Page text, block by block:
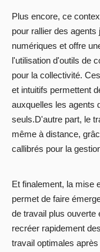
Plus encore, ce
pour rallier des
numériques et offre
l'utilisation d'outils de
pour la collectivité.
et intuitifs permettent
auxquelles les agents
seuls.D'autre part, le
même à distance,
callibrés pour la
Et finalement, la mise
permet de faire
de travail plus ouverte
recréer rapidement
travail optimales